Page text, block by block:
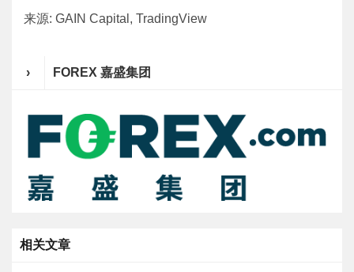
来源: GAIN Capital, TradingView
› FOREX 嘉盛集团
相关文章